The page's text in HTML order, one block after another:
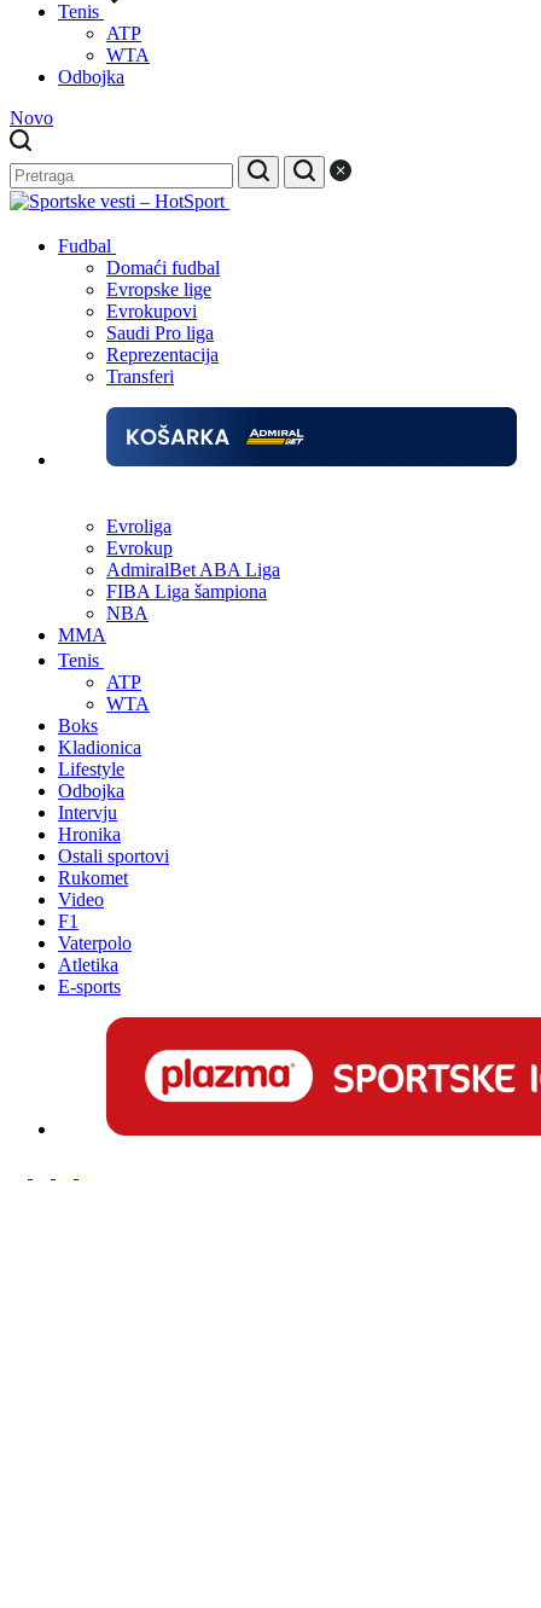
Tenis
ATP
WTA
Odbojka
Novo
Fudbal
Domaći fudbal
Evropske lige
Evrokupovi
Saudi Pro liga
Reprezentacija
Transferi
Evroliga
Evrokup
AdmiralBet ABA Liga
FIBA Liga šampiona
NBA
MMA
Tenis
ATP
WTA
Boks
Kladionica
Lifestyle
Odbojka
Intervju
Hronika
Ostali sportovi
Rukomet
Video
F1
Vaterpolo
Atletika
E-sports